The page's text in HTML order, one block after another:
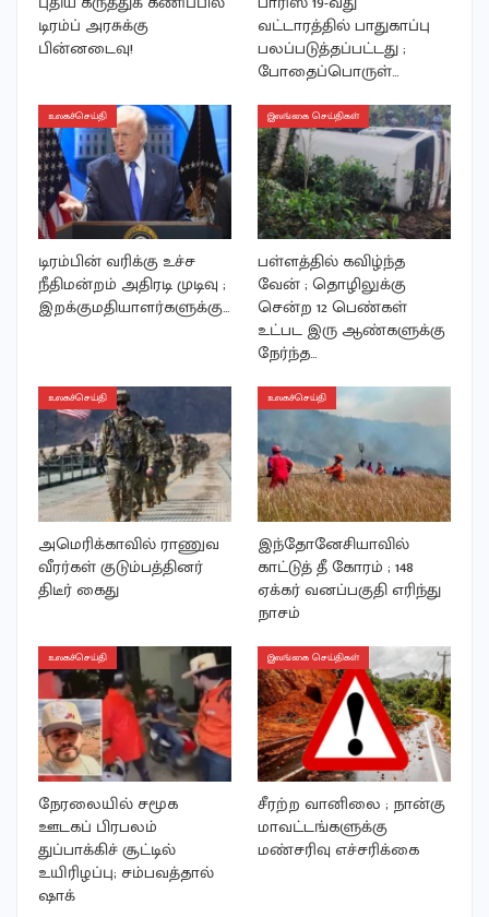
டிரம்ப் அரசுக்கு
பின்னடைவு!
வட்டாரத்தில் பாதுகாப்பு
பலப்படுத்தப்பட்டது ;
போதைப்பொருள்…
உலகச்செய்தி
டிரம்பின் வரிக்கு உச்ச
நீதிமன்றம் அதிரடி முடிவு ;
இறக்குமதியாளர்களுக்கு…
இலங்கை செய்திகள்
பள்ளத்தில் கவிழ்ந்த
வேன் ; தொழிலுக்கு
சென்ற 12 பெண்கள்
உட்பட இரு ஆண்களுக்கு
நேர்ந்த…
உலகச்செய்தி
அமெரிக்காவில் ராணுவ
வீரர்கள் குடும்பத்தினர்
திடீர் கைது
உலகச்செய்தி
இந்தோனேசியாவில்
காட்டுத் தீ கோரம் ; 148
ஏக்கர் வனப்பகுதி எரிந்து
நாசம்
உலகச்செய்தி
நேரலையில் சமூக
ஊடகப் பிரபலம்
துப்பாக்கிச் சூட்டில்
உயிரிழப்பு; சம்பவத்தால்
ஷாக்
இலங்கை செய்திகள்
சீரற்ற வானிலை ; நான்கு
மாவட்டங்களுக்கு
மண்சரிவு எச்சரிக்கை